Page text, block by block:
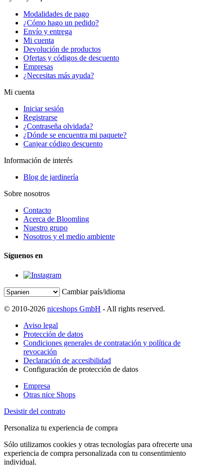
Modalidades de pago
¿Cómo hago un pedido?
Envío y entrega
Mi cuenta
Devolución de productos
Ofertas y códigos de descuento
Empresas
¿Necesitas más ayuda?
Mi cuenta
Iniciar sesión
Registrarse
¿Contraseña olvidada?
¿Dónde se encuentra mi paquete?
Canjear código descuento
Información de interés
Blog de jardinería
Sobre nosotros
Contacto
Acerca de Bloomling
Nuestro grupo
Nosotros y el medio ambiente
Síguenos en
Cambiar país/idioma
© 2010-2026 niceshops GmbH - All rights reserved.
Aviso legal
Protección de datos
Condiciones generales de contratación y política de
revocación
Declaración de accesibilidad
Configuración de protección de datos
Empresa
Otras nice Shops
Desistir del contrato
Personaliza tu experiencia de compra
Sólo utilizamos cookies y otras tecnologías para ofrecerte una
experiencia de compra personalizada con tu consentimiento
individual.